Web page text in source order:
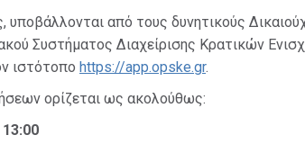
υποβάλλονται από τους δυνητικούς
Συστήματος Διαχείρισης Κρατικών
ιστότοπο https://app.opske.gr.
ορίζεται ως ακολούθως: